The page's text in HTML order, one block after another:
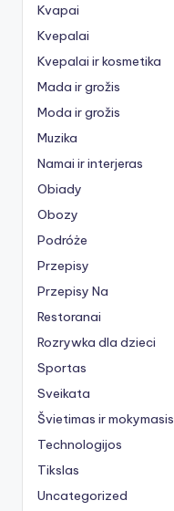
Kvapai
Kvepalai
Kvepalai ir kosmetika
Mada ir grožis
Moda ir grožis
Muzika
Namai ir interjeras
Obiady
Obozy
Podróże
Przepisy
Przepisy Na
Restoranai
Rozrywka dla dzieci
Sportas
Sveikata
Švietimas ir mokymasis
Technologijos
Tikslas
Uncategorized